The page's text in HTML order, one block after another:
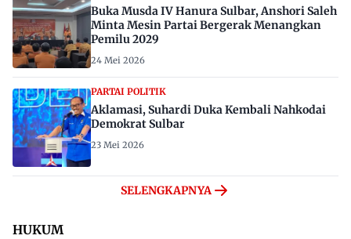
Buka Musda IV Hanura Sulbar, Anshori Saleh
Minta Mesin Partai Bergerak Menangkan
Pemilu 2029
24 Mei 2026
PARTAI POLITIK
Aklamasi, Suhardi Duka Kembali Nahkodai
Demokrat Sulbar
23 Mei 2026
SELENGKAPNYA
HUKUM